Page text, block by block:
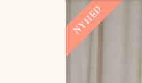
NYHED